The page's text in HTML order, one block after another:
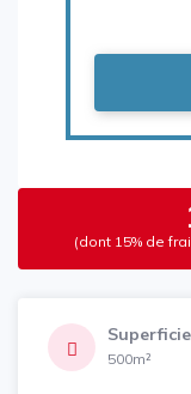
(dont 15% de
500m²